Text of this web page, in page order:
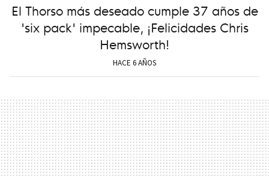
El Thorso más deseado cumple 37 años de
'six pack' impecable, ¡Felicidades Chris
Hemsworth!
HACE 6 AÑOS